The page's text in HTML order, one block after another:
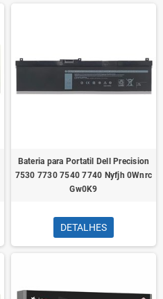
Bateria para Portatil Dell Precision
7530 7730 7540 7740 Nyfjh 0Wnrc
Gw0K9
DETALHES